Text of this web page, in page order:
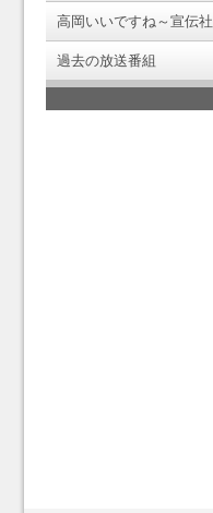
高岡いいですね～宣伝社
過去の放送番組